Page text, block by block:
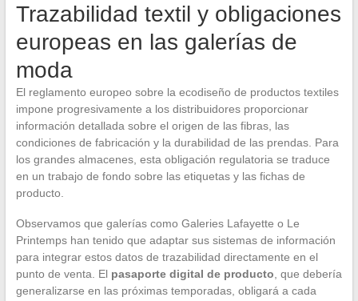
Trazabilidad textil y obligaciones
europeas en las galerías de
moda
El reglamento europeo sobre la ecodiseño de productos textiles
impone progresivamente a los distribuidores proporcionar
información detallada sobre el origen de las fibras, las
condiciones de fabricación y la durabilidad de las prendas. Para
los grandes almacenes, esta obligación regulatoria se traduce
en un trabajo de fondo sobre las etiquetas y las fichas de
producto.
Observamos que galerías como Galeries Lafayette o Le
Printemps han tenido que adaptar sus sistemas de información
para integrar estos datos de trazabilidad directamente en el
punto de venta. El pasaporte digital de producto , que debería
generalizarse en las próximas temporadas, obligará a cada